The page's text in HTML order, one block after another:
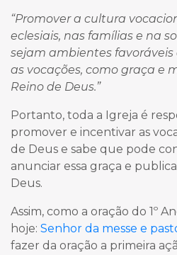
“Promover a cultura
eclesiais, nas famílias e na
sejam ambientes
as vocações, como graça e
Reino de Deus.”
Portanto, toda a Igreja é
promover e incentivar as
de Deus e sabe que pode
anunciar essa graça e
Deus.
Assim, como a oração do 1º
hoje: Senhor da messe e
fazer da oração a primeira